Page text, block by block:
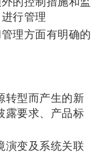
的控制措施和监
行管理
理方面有明确的
转型而产生的新
露要求、产品标
演变及系统关联